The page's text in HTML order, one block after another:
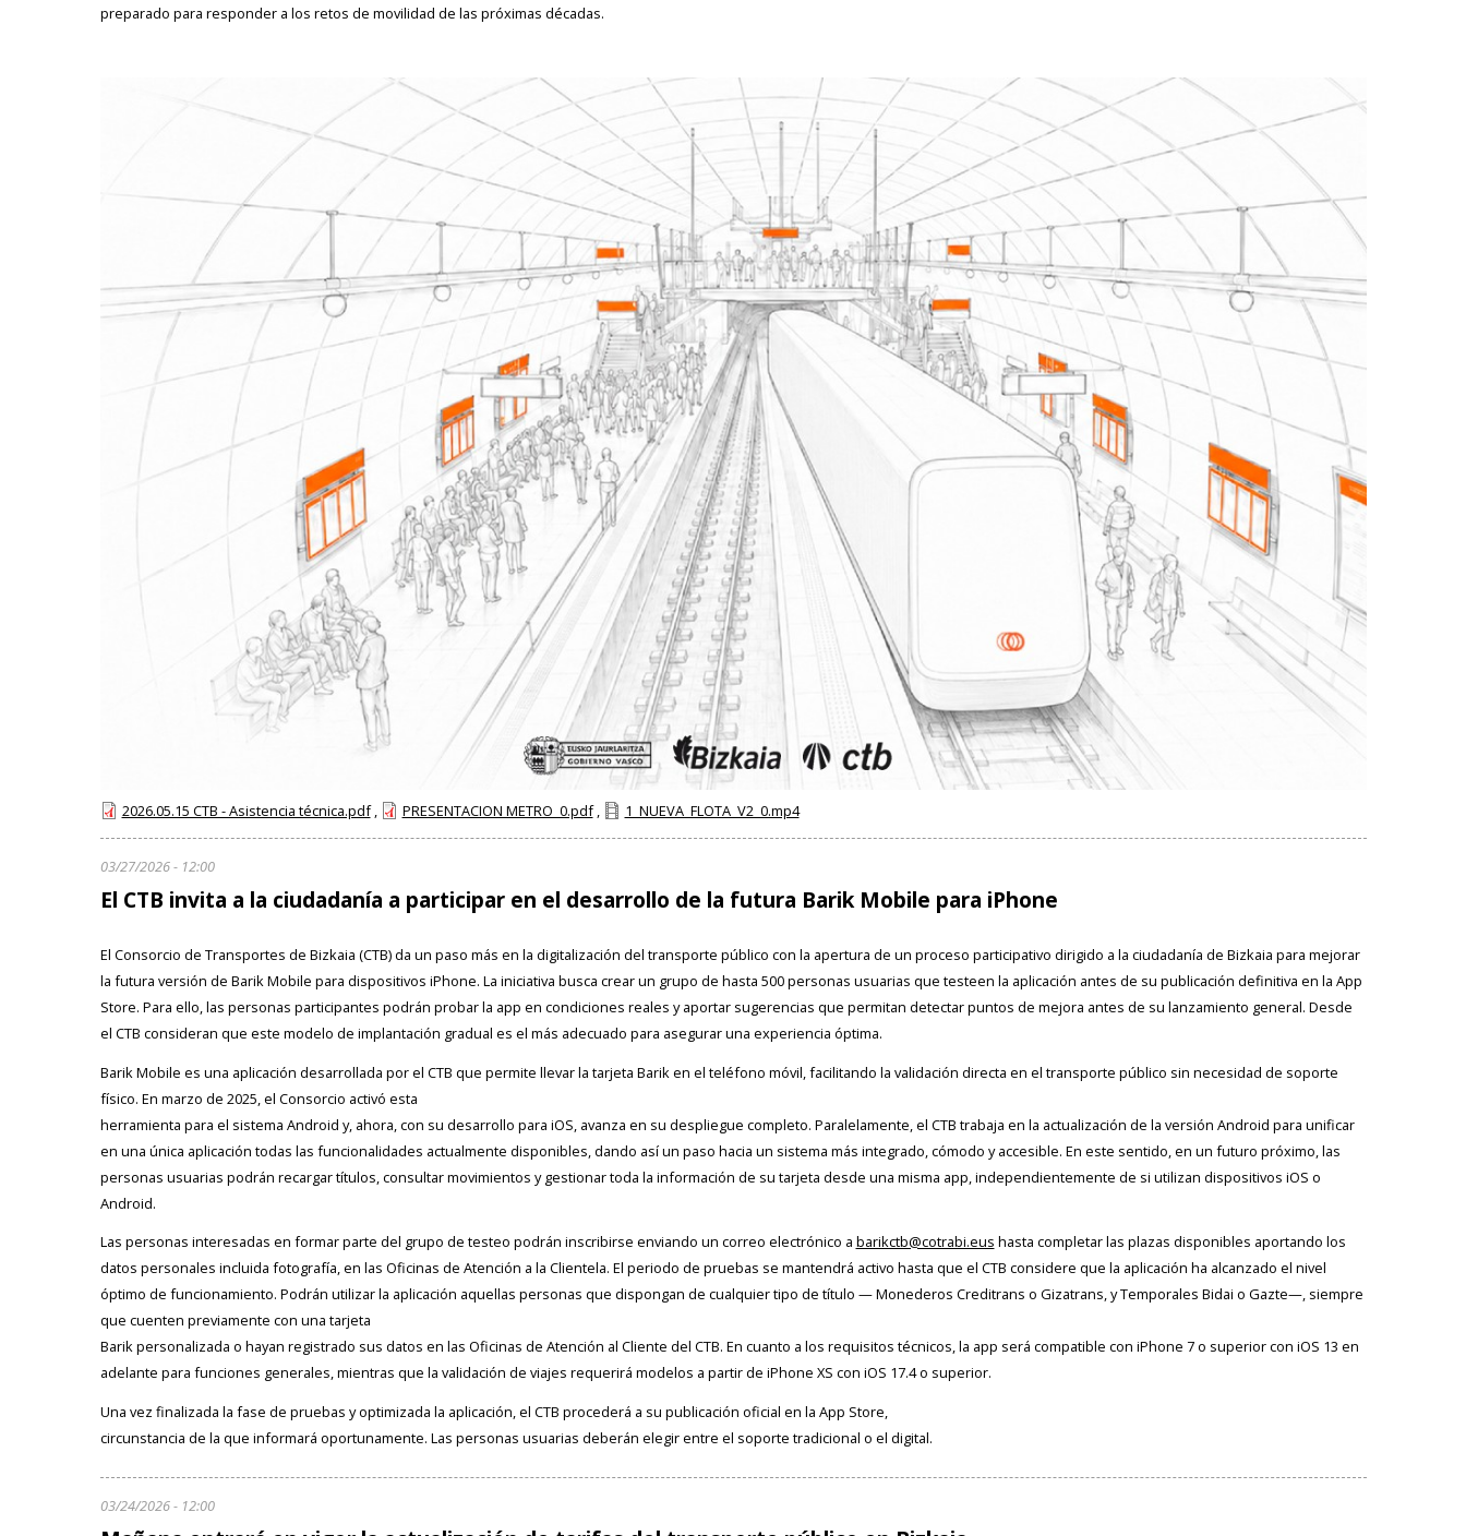
preparado para responder a los retos de movilidad de las próximas décadas.
2026.05.15 CTB - Asistencia técnica.pdf, PRESENTACION METRO_0.pdf, 1_NUEVA_FLOTA_V2_0.mp4
03/27/2026 - 12:00
El CTB invita a la ciudadanía a participar en el desarrollo de la futura Barik Mobile para iPhone
El Consorcio de Transportes de Bizkaia (CTB) da un paso más en la digitalización del transporte público con la apertura de un proceso participativo dirigido a la ciudadanía de Bizkaia para mejorar
la futura versión de Barik Mobile para dispositivos iPhone. La iniciativa busca crear un grupo de hasta 500 personas usuarias que testeen la aplicación antes de su publicación definitiva en la App
Store. Para ello, las personas participantes podrán probar la app en condiciones reales y aportar sugerencias que permitan detectar puntos de mejora antes de su lanzamiento general. Desde
el CTB consideran que este modelo de implantación gradual es el más adecuado para asegurar una experiencia óptima.
Barik Mobile es una aplicación desarrollada por el CTB que permite llevar la tarjeta Barik en el teléfono móvil, facilitando la validación directa en el transporte público sin necesidad de soporte
físico. En marzo de 2025, el Consorcio activó esta
herramienta para el sistema Android y, ahora, con su desarrollo para iOS, avanza en su despliegue completo. Paralelamente, el CTB trabaja en la actualización de la versión Android para unificar
en una única aplicación todas las funcionalidades actualmente disponibles, dando así un paso hacia un sistema más integrado, cómodo y accesible. En este sentido, en un futuro próximo, las
personas usuarias podrán recargar títulos, consultar movimientos y gestionar toda la información de su tarjeta desde una misma app, independientemente de si utilizan dispositivos iOS o
Android.
Las personas interesadas en formar parte del grupo de testeo podrán inscribirse enviando un correo electrónico a barikctb@cotrabi.eus hasta completar las plazas disponibles aportando los
datos personales incluida fotografía, en las Oficinas de Atención a la Clientela. El periodo de pruebas se mantendrá activo hasta que el CTB considere que la aplicación ha alcanzado el nivel
óptimo de funcionamiento. Podrán utilizar la aplicación aquellas personas que dispongan de cualquier tipo de título — Monederos Creditrans o Gizatrans, y Temporales Bidai o Gazte—, siempre
que cuenten previamente con una tarjeta
Barik personalizada o hayan registrado sus datos en las Oficinas de Atención al Cliente del CTB. En cuanto a los requisitos técnicos, la app será compatible con iPhone 7 o superior con iOS 13 en
adelante para funciones generales, mientras que la validación de viajes requerirá modelos a partir de iPhone XS con iOS 17.4 o superior.
Una vez finalizada la fase de pruebas y optimizada la aplicación, el CTB procederá a su publicación oficial en la App Store,
circunstancia de la que informará oportunamente. Las personas usuarias deberán elegir entre el soporte tradicional o el digital.
03/24/2026 - 12:00